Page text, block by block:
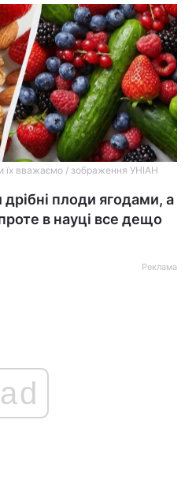
їх вважаємо / зображення УНІАН
плоди ягодами, а
в науці все дещо
Реклама
ad